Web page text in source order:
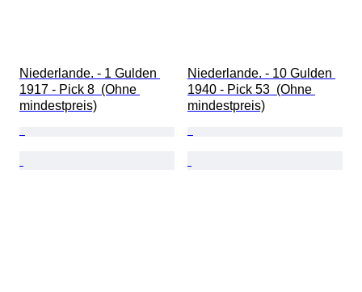
Niederlande. - 1 Gulden
1917 - Pick 8  (Ohne
mindestpreis)
Niederlande. - 10 Gulden
1940 - Pick 53  (Ohne
mindestpreis)